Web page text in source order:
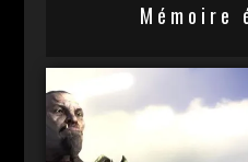
Mémoire